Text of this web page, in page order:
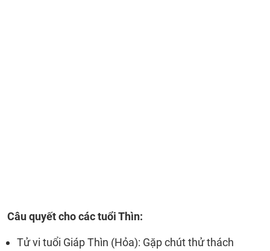
Câu quyết cho các tuổi Thìn:
Tử vi tuổi Giáp Thìn (Hỏa): Gặp chút thử thách